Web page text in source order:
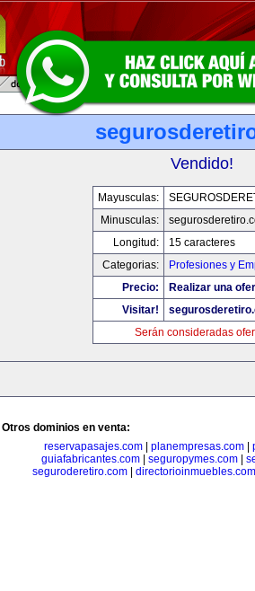
Vendido!
Mayusculas:
Minusculas:
Longitud:
15 caracteres
Categorias:
Profesiones y
Precio:
Realizar una
Visitar!
Serán consideradas
Otros dominios en venta:
reservapasajes.com
planempresas.com
guiafabricantes.com| seguropymes.com|
seguroderetiro.com| directorioinmuebles.com